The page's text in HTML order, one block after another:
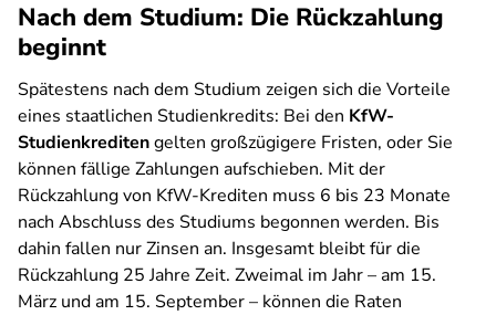
Nach dem Studium: Die Rückzahlung
beginnt
Spätestens nach dem Studium zeigen sich die Vorteile
eines staatlichen Studienkredits: Bei den KfW-
Studienkreditengelten großzügigere Fristen, oder Sie
können fällige Zahlungen aufschieben. Mit der
Rückzahlung von KfW-Krediten muss 6 bis 23 Monate
nach Abschluss des Studiums begonnen werden. Bis
dahin fallen nur Zinsen an. Insgesamt bleibt für die
Rückzahlung 25 Jahre Zeit. Zweimal im Jahr – am 15.
März und am 15. September – können die Raten